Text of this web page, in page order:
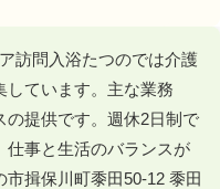
訪問入浴たつのでは介護
しています。主な業務
の提供です。週休2日制で
仕事と生活のバランスが
揖保川町黍田50-12 黍田